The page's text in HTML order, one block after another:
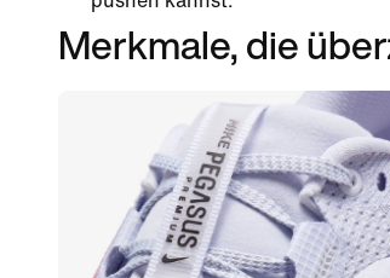
Merkmale, die